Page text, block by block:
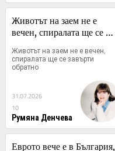
Животът на заем не е
вечен, спиралата ще се
Животът на заем не е вечен,
спиралата ще се завърти
обратно
31.07.2026
10
Румяна Денчева
Еврото вече е в България,